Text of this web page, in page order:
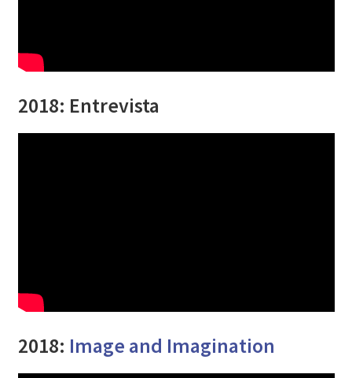
2018: Entrevista
2018: Image and Imagination